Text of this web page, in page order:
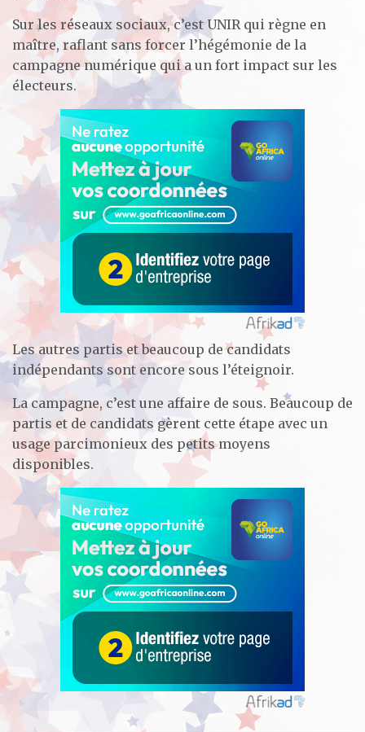
Sur les réseaux sociaux, c’est UNIR qui règne en
maître, raflant sans forcer l’hégémonie de la
campagne numérique qui a un fort impact sur les
électeurs.
Les autres partis et beaucoup de candidats
indépendants sont encore sous l’éteignoir.
La campagne, c’est une affaire de sous. Beaucoup de
partis et de candidats gèrent cette étape avec un
usage parcimonieux des petits moyens
disponibles.